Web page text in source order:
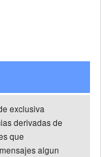
exclusiva
derivadas de
que
algun